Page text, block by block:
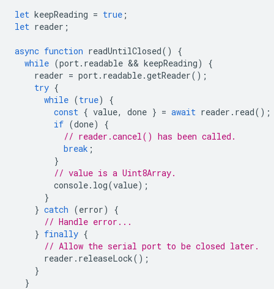
let keepReading = true ;
let reader ;
async function readUntilClosed()
{
while (port. readable && keepReading)
{
reader = port. readable.getReader();
try {
while (true)
{
const { value, done } = await reader . read();
if (done)
{
// reader.cancel() has been called.
break ;
}
// value is a Uint8Array.
console. log(value);
}
} catch (error)
{
// Handle error...
} finally {
// Allow the serial port to be closed later.
reader . releaseLock();
}
}